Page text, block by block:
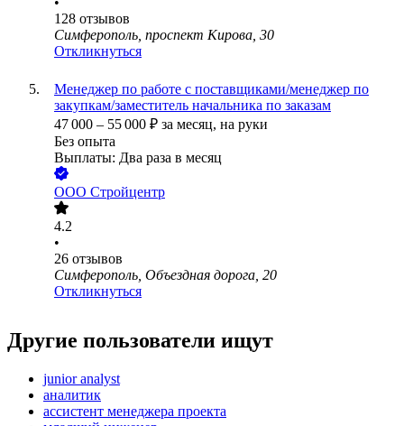
128 отзывов
Симферополь, проспект Кирова, 30
Откликнуться
Менеджер по работе с поставщиками/менеджер по
закупкам/заместитель начальника по заказам
47 000 – 55 000 ₽ за месяц, на руки
Без опыта
Выплаты: Два раза в месяц
ООО Стройцентр
4.2
•
26 отзывов
Симферополь, Объездная дорога, 20
Откликнуться
Другие пользователи ищут
junior analyst
аналитик
ассистент менеджера проекта